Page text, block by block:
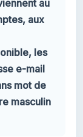
au
aux
les
e-mail
mot de
masculin